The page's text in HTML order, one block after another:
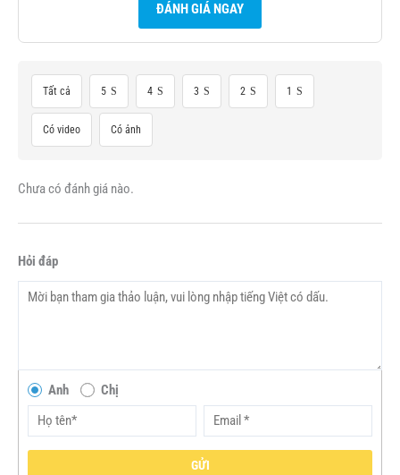
ĐÁNH GIÁ NGAY
Tất cả 5 4 3 2 1
Có video Có ảnh
Chưa có đánh giá nào.
Hỏi đáp
Anh Chị
GỬI